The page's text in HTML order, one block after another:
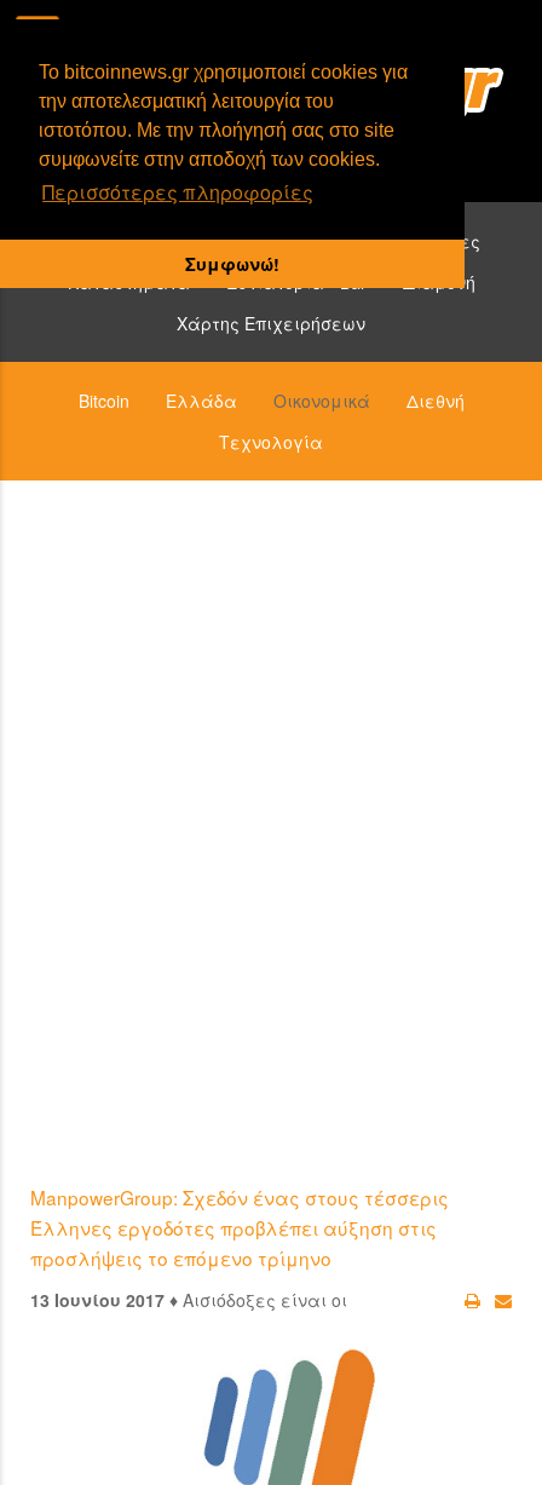
To bitcoinnews.gr χρησιμοποιεί cookies για
την αποτελεσματική λειτουργία του
ιστοτόπου. Με την πλοήγησή σας στο site
συμφωνείτε στην αποδοχή των cookies.
Περισσότερες πληροφορίες
Συμφωνώ!
Επιχειρήσεις που δέχονται bitcoin:
Υπηρεσίες
Καταστήματα
Εστιατόρια - Bar
Διαμονή
Χάρτης Επιχειρήσεων
Bitcoin Ελλάδα Οικονομικά
Διεθνή
Τεχνολογία
ManpowerGroup: Σχεδόν ένας στους τέσσερις
Έλληνες εργοδότες προβλέπει αύξηση στις
προσλήψεις το επόμενο τρίμηνο
13 Ιουνίου 2017 ♦ Αισιόδοξες είναι οι